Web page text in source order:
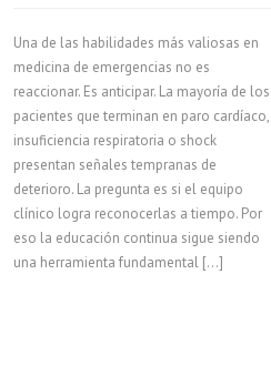
Una de las habilidades más valiosas en
medicina de emergencias no es
reaccionar. Es anticipar. La mayoría de los
pacientes que terminan en paro cardíaco,
insuficiencia respiratoria o shock
presentan señales tempranas de
deterioro. La pregunta es si el equipo
clínico logra reconocerlas a tiempo. Por
eso la educación continua sigue siendo
una herramienta fundamental […]